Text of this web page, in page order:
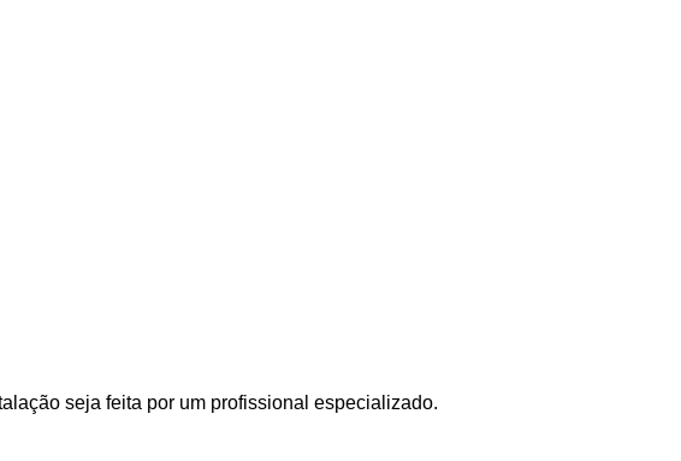
seja feita por um profissional especializado.